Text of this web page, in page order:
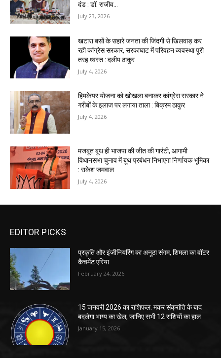
दंड : डॉ. राजीव...
July 23, 2026
खटारा बसों के सहारे जनता की जिंदगी से खिलवाड़ कर
रही कांग्रेस सरकार, सरकाघाट में परिवहन व्यवस्था पूरी
तरह ध्वस्त : दलीप ठाकुर
July 4, 2026
हिमकेयर योजना को खोखला बनाकर कांग्रेस सरकार ने
गरीबों के इलाज पर लगाया ताला : बिक्रम ठाकुर
July 4, 2026
मजबूत बूथ ही भाजपा की जीत की गारंटी, आगामी
विधानसभा चुनाव में बूथ प्रबंधन निभाएगा निर्णायक भूमिका
: राकेश जमवाल
July 4, 2026
EDITOR PICKS
प्रकृति और इंजीनियरिंग का अनूठा संगम, शिमला का वॉटर
कैचमेंट एरिया
February 24, 2026
15 जनवरी 2026 का राशिफल: मकर संक्रांति के बाद
बदलेगा भाग्य का खेल, जानिए सभी 12 राशियों का हाल
January 15, 2026